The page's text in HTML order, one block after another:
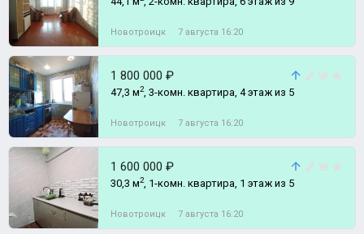
Новотроицк 7 августа 16:20
1 800 000 ₽
47,3 м2, 3-комн. квартира, 4 этаж из 5
Новотроицк 7 августа 16:20
1 600 000 ₽
30,3 м2, 1-комн. квартира, 1 этаж из 5
Новотроицк 7 августа 16:20